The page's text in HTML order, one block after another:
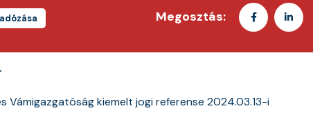
Megosztás:
Vámigazgatóság kiemelt jogi referense 2024.03.13-i